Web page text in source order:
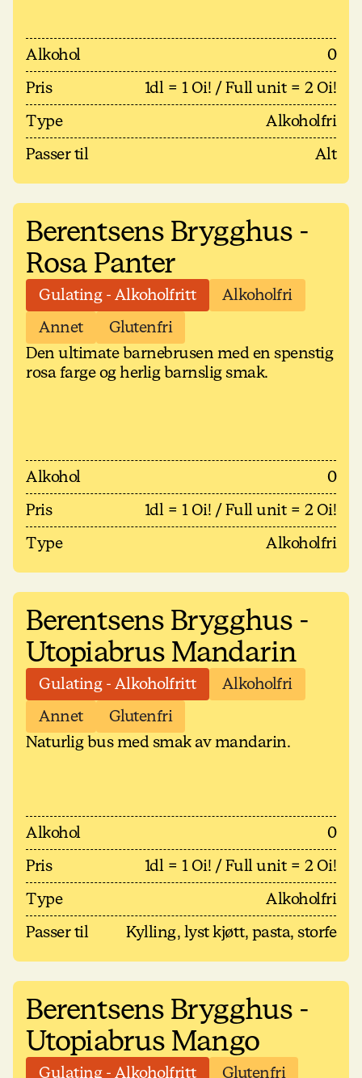
Alkohol
0
Pris
1dl = 1 Oi! / Full unit = 2 Oi!
Type
Alkoholfri
Passer til
Alt
Berentsens Brygghus -
Rosa Panter
Gulating - Alkoholfritt
Alkoholfri
Annet
Glutenfri
Den ultimate barnebrusen med en spenstig
rosa farge og herlig barnslig smak.
Alkohol
0
Pris
1dl = 1 Oi! / Full unit = 2 Oi!
Type
Alkoholfri
Berentsens Brygghus -
Utopiabrus Mandarin
Gulating - Alkoholfritt
Alkoholfri
Annet
Glutenfri
Naturlig bus med smak av mandarin.
Alkohol
0
Pris
1dl = 1 Oi! / Full unit = 2 Oi!
Type
Alkoholfri
Passer til
Kylling, lyst kjøtt, pasta, storfe
Berentsens Brygghus -
Utopiabrus Mango
Gulating - Alkoholfritt
Glutenfri